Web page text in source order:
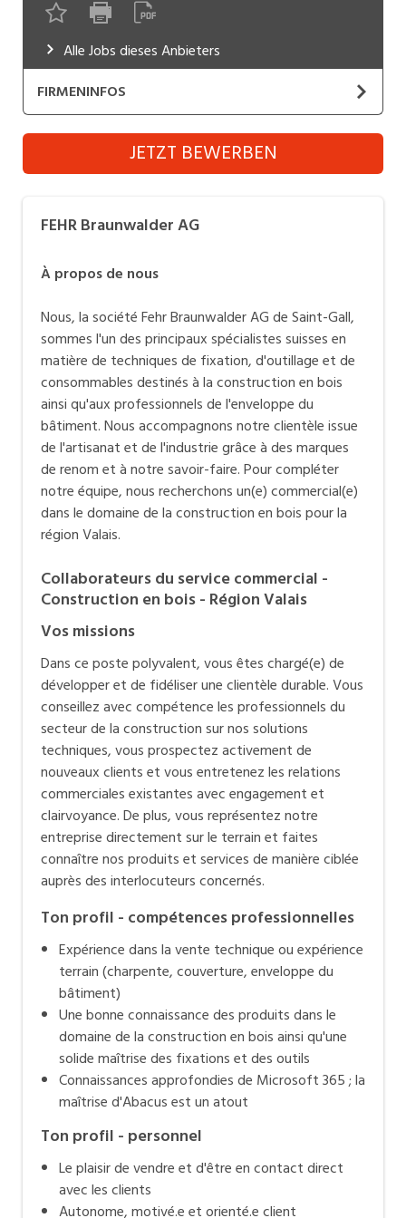
Industrie, Maschinenbau, Anlagenbau,
Produktion
Informatik, Telekommunikation
Kaufm. Berufe, Kundendienst, Verwaltung
Körperpflege, Wellness
Mechanik, Elektronik, Optik (Fertigung)
Medizin, Gesundheitswesen, Pflege
Verkauf, Handel, Kundenberatung,
Aussendienst
Alle Jobs dieses Anbieters
FIRMENINFOS
FEHR Braunwalder AG
DieFehr Braunwalder AG
Verbrauchsmaterial in der Schweiz. Wir verfügen über
das umfangreichste Sortiment zu einem attraktiven
Preis- und Leistungsverhältnis mit vielfältigen und
teilweise einzigartigen Dienst- und Serviceleistungen.
Dies macht uns zum führenden Anbieter für den
Holzbauer und den Gebäudehüllen Spezialist.
JETZT BEWERBEN
FEHR Braunwalder AG
À propos de nous
Nous, la société Fehr Braunwalder AG de Saint-Gall,
sommes l'un des principaux spécialistes suisses en
matière de techniques de fixation, d'outillage et de
consommables destinés à la construction en bois
ainsi qu'aux professionnels de l'enveloppe du
bâtiment. Nous accompagnons notre clientèle issue
de l'artisanat et de l'industrie grâce à des marques
de renom et à notre savoir-faire. Pour compléter
notre équipe, nous recherchons un(e) commercial(e)
dans le domaine de la construction en bois pour la
région Valais.
Collaborateurs du service commercial -
Construction en bois - Région Valais
Vos missions
Dans ce poste polyvalent, vous êtes chargé(e) de
développer et de fidéliser une clientèle durable. Vous
conseillez avec compétence les professionnels du
secteur de la construction sur nos solutions
techniques, vous prospectez activement de
nouveaux clients et vous entretenez les relations
commerciales existantes avec engagement et
clairvoyance. De plus, vous représentez notre
entreprise directement sur le terrain et faites
connaître nos produits et services de manière ciblée
auprès des interlocuteurs concernés.
Ton profil - compétences professionnelles
Expérience dans la vente technique ou expérience
terrain (charpente, couverture, enveloppe du
bâtiment)
Une bonne connaissance des produits dans le
domaine de la construction en bois ainsi qu'une
solide maîtrise des fixations et des outils
Connaissances approfondies de Microsoft 365 ; la
maîtrise d'Abacus est un atout
Ton profil - personnel
Le plaisir de vendre et d'être en contact direct
avec les clients
Autonome, motivé.e et orienté.e client